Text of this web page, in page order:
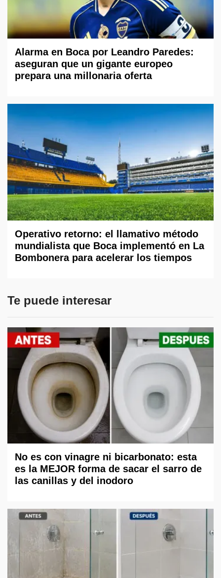
Alarma en Boca por Leandro Paredes:
aseguran que un gigante europeo
prepara una millonaria oferta
Operativo retorno: el llamativo método
mundialista que Boca implementó en La
Bombonera para acelerar los tiempos
Te puede interesar
No es con vinagre ni bicarbonato: esta
es la MEJOR forma de sacar el sarro de
las canillas y del inodoro